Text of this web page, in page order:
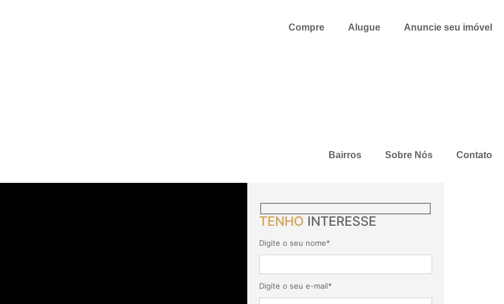
Compre Alugue Anuncie seu imóvel
Bairros Sobre Nós Contato
TENHO INTERESSE
Digite o seu nome*
Digite o seu e-mail*